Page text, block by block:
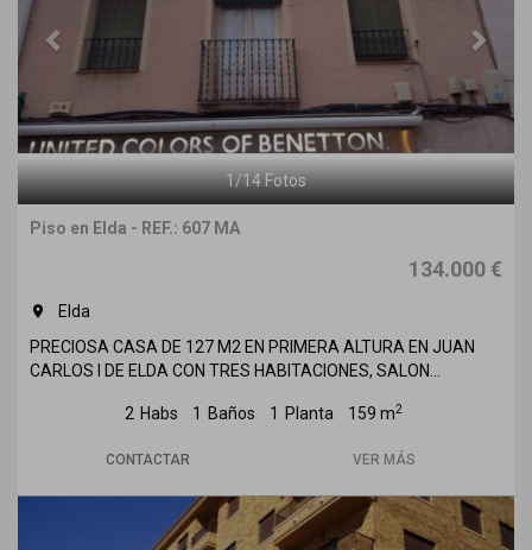
1/14Fotos
Piso en Elda - REF.: 607 MA
134.000 €
room
Elda
PRECIOSA CASA DE 127 M2 EN PRIMERA ALTURA EN JUAN
CARLOS I DE ELDA CON TRES HABITACIONES, SALON...
2 Habs 1 Baños 1 Planta 159 m2
CONTACTAR VER MÁS
Next